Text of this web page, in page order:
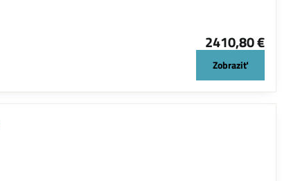
2410,80 €
Zobraziť